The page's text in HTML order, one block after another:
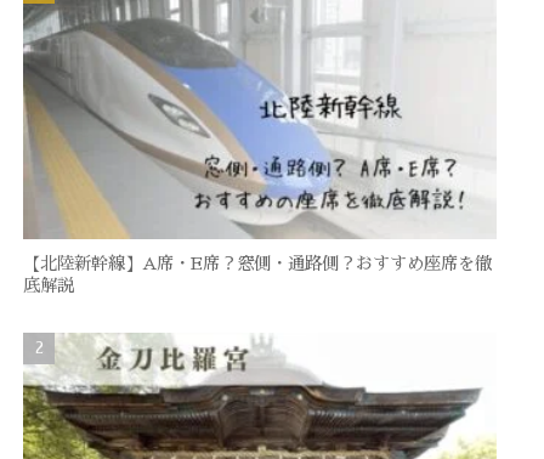
【北陸新幹線】A席・E席？窓側・通路側？おすすめ座席を徹
底解説